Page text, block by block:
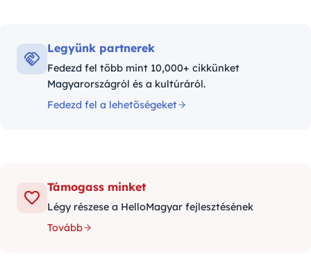
Legyünk partnerek
Fedezd fel több mint 10,000+ cikkünket
Magyarországról és a kultúráról.
Fedezd fel a lehetőségeket
Támogass minket
Légy részese a HelloMagyar fejlesztésének
Tovább